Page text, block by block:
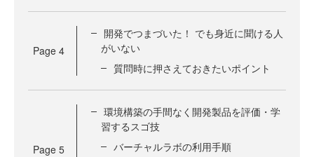
Page 4
開発でつまづいた！ でも身近に聞ける人
がいない
質問時に押さえておきたいポイント
Page 5
環境構築の手間なく開発製品を評価・学
習するスゴ技
バーチャルラボの利用手順